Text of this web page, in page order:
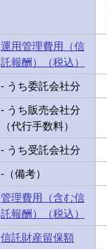
運用管理費用（信
託報酬）（税込）
- うち委託会社分
- うち販売会社分
（代行手数料）
- うち受託会社分
-（備考）
管理費用（含む信
託報酬）（税込）
信託財産留保額